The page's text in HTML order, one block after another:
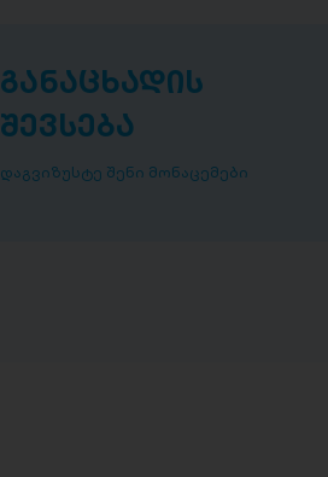
განაცხადის
შევსება
დაგვიზუსტე შენი მონაცემები